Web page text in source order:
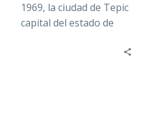
1969, la ciudad de Tepic
capital del estado de